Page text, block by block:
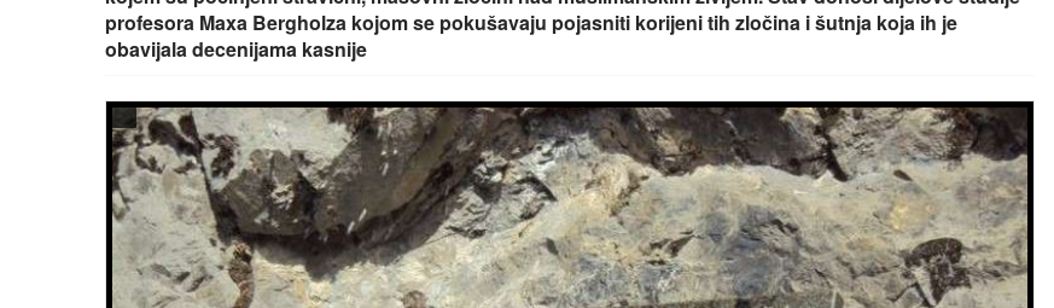
profesora Maxa Bergholza kojom se pokušavaju pojasniti korijeni tih zločina i šutnja koja ih je
obavijala decenijama kasnije